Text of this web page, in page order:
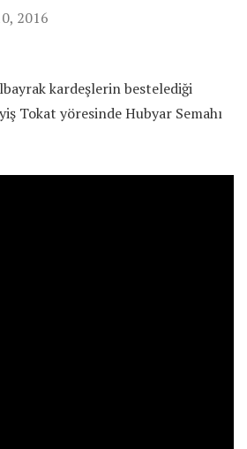
2016
kardeşlerin bestelediği
Tokat yöresinde Hubyar Semahı